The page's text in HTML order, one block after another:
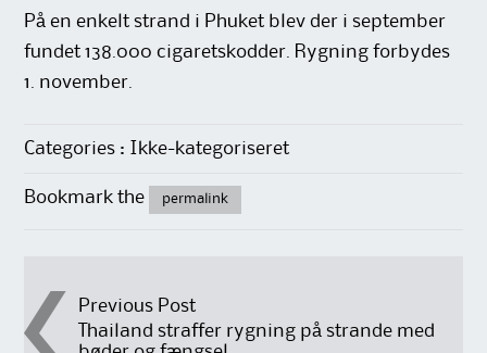
På en enkelt strand i Phuket blev der i september
fundet 138.000 cigaretskodder. Rygning forbydes
1. november.
Categories : Ikke-kategoriseret
Bookmark the permalink
PostPrevious Post
Thailand straffer rygning på strande med